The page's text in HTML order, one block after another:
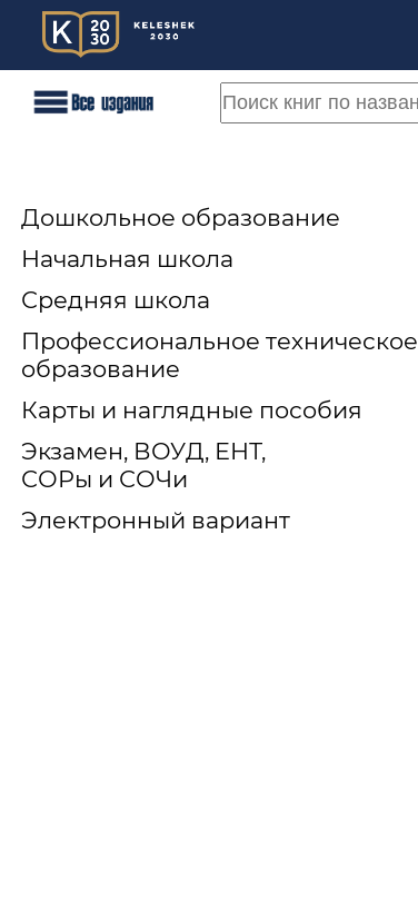
Дошкольное образование
Начальная школа
Средняя школа
Профессиональное техническое
образование
Карты и наглядные пособия
Экзамен, ВОУД, ЕНТ,
СОРы и СОЧи
Электронный вариант